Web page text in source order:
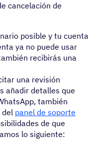
cancelación de
posible y tu cuenta
ya no puede usar
recibirás una
una revisión
añadir detalles que
también
del panel de soporte
de que
lo siguiente: